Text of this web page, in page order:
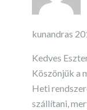
kunandras
Kedves
Köszönjük a
Heti
szállítani,